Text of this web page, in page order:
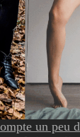
un peu